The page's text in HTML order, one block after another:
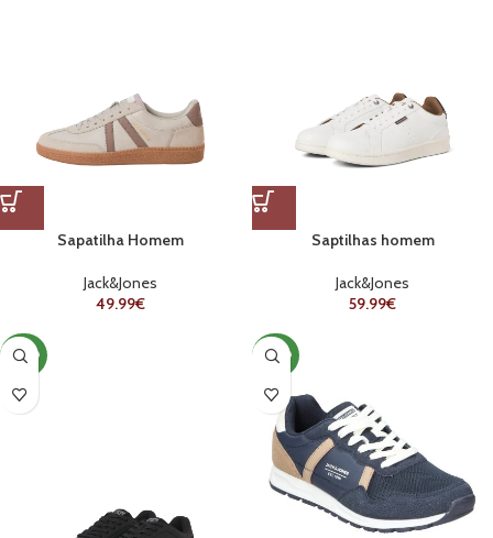
Sapatilha Homem
Jack&Jones
49.99€
Saptilhas homem
Jack&Jones
59.99€
NOVO NOVO